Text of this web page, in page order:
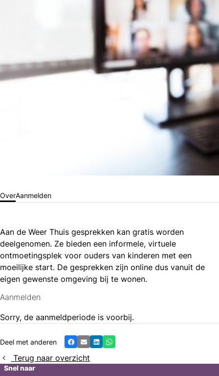
OverAanmelden
Aan de Weer Thuis gesprekken kan gratis worden
deelgenomen. Ze bieden een informele, virtuele
ontmoetingsplek voor ouders van kinderen met een
moeilijke start. De gesprekken zijn online dus vanuit de
eigen gewenste omgeving bij te wonen.
Aanmelden
Sorry, de aanmeldperiode is voorbij.
Deel met anderen Facebook
E-mailLinkedInWhatsapp
Terug naar overzicht
Snel naar